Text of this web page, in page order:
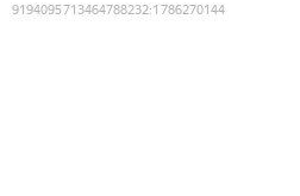
9194095713464788232:1786270144